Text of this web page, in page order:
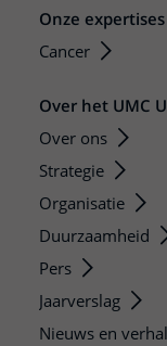
Onze expertises
Cancer
Over het UMC
Over ons
Strategie
Organisatie
Duurzaamheid
Pers
Jaarverslag
Nieuws en